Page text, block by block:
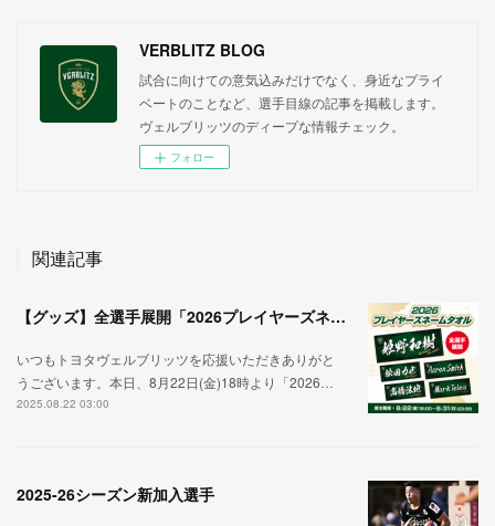
VERBLITZ BLOG
試合に向けての意気込みだけでなく、身近なプライ
ベートのことなど、選手目線の記事を掲載します。
ヴェルブリッツのディープな情報チェック。
フォロー
関連記事
【グッズ】全選手展開「2026プレイヤーズネームタオル」受注販売開始のお知らせ
いつもトヨタヴェルブリッツを応援いただきありがと
うございます。本日、8月22日(金)18時より「2026…
2025.08.22 03:00
2025-26シーズン新加入選手